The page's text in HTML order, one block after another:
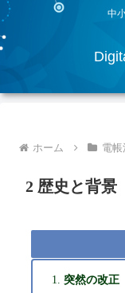
中
ホーム 電帳
2 歴史と背景
突然の改正